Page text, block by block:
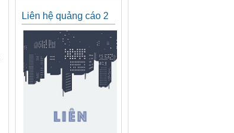
Liên hệ quảng cáo 2